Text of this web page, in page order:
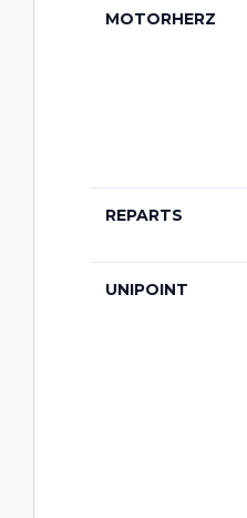
MOTORHERZ
REPARTS
UNIPOINT